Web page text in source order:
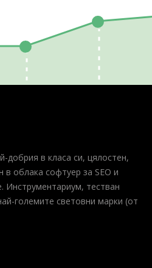
добрия в класа си, цялостен,
в облака софтуер за SEO и
Инструментариум, тестван
големите световни марки (от